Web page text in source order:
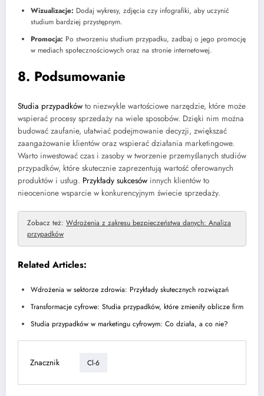
Wizualizacje: Dodaj wykresy, zdjęcia czy infografiki, aby uczynić
studium bardziej przystępnym.
Promocja: Po stworzeniu studium przypadku, zadbaj o jego promocję
w mediach społecznościowych oraz na stronie internetowej.
8. Podsumowanie
Studia przypadków to niezwykle wartościowe narzędzie, które może
wspierać procesy sprzedaży na wiele sposobów. Dzięki nim można
budować zaufanie, ułatwiać podejmowanie decyzji, zwiększać
zaangażowanie klientów oraz wspierać działania marketingowe.
Warto inwestować czas i zasoby w tworzenie przemyślanych studiów
przypadków, które skutecznie zaprezentują wartość oferowanych
produktów i usług. Przykłady sukcesów innych klientów to
nieocenione wsparcie w konkurencyjnym świecie sprzedaży.
Zobacz też: Wdrożenia z zakresu bezpieczeństwa danych: Analiza
przypadków
Related Articles:
Wdrożenia w sektorze zdrowia: Przykłady skutecznych rozwiązań
Transformacje cyfrowe: Studia przypadków, które zmieniły oblicze firm
Studia przypadków w marketingu cyfrowym: Co działa, a co nie?
Znacznik Cl-6